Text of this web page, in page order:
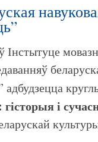
Інстытуце
адбудзецца
і